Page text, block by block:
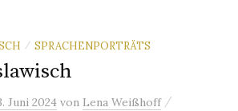
/ SPRACHENPORTRÄTS
Juni 2024 von Lena Weißhoff /